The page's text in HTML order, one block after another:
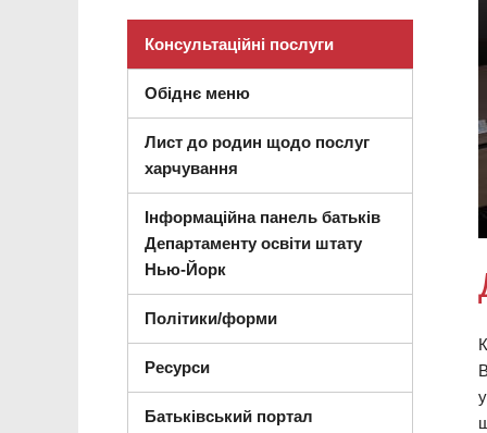
Консультаційні послуги(відкриється в
Обіднє меню
Лист до родин щодо послуг
харчування
Інформаційна панель батьків
Департаменту освіти штату
Нью-Йорк(відкриється в новому вікні)
Політики/форми
Ресурси
Батьківський портал